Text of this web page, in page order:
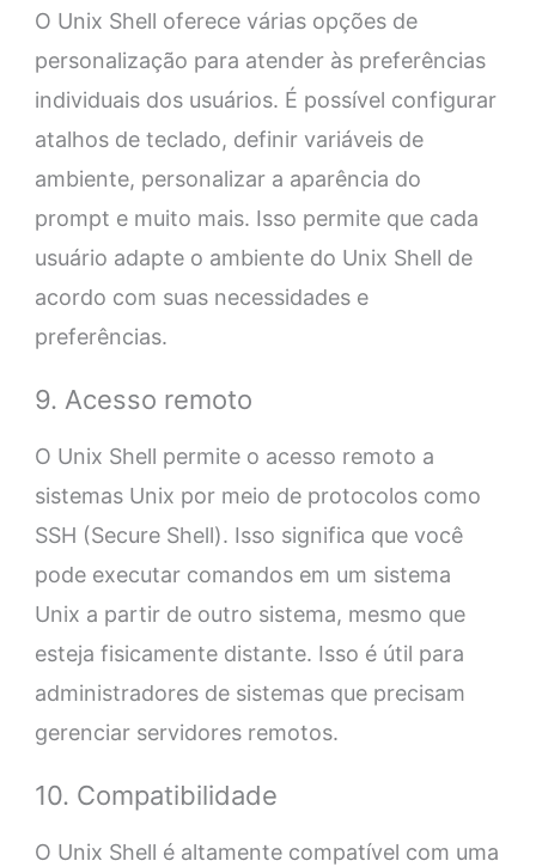
O Unix Shell oferece várias opções de
personalização para atender às preferências
individuais dos usuários. É possível configurar
atalhos de teclado, definir variáveis de
ambiente, personalizar a aparência do
prompt e muito mais. Isso permite que cada
usuário adapte o ambiente do Unix Shell de
acordo com suas necessidades e
preferências.
9. Acesso remoto
O Unix Shell permite o acesso remoto a
sistemas Unix por meio de protocolos como
SSH (Secure Shell). Isso significa que você
pode executar comandos em um sistema
Unix a partir de outro sistema, mesmo que
esteja fisicamente distante. Isso é útil para
administradores de sistemas que precisam
gerenciar servidores remotos.
10. Compatibilidade
O Unix Shell é altamente compatível com uma